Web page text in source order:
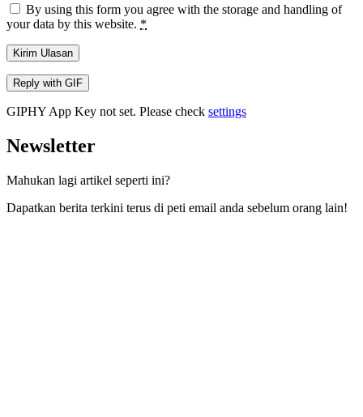
By using this form you agree with the storage and handling of
your data by this website. *
Kirim Ulasan
Reply with GIF
GIPHY App Key not set. Please check settings
Newsletter
Mahukan lagi artikel seperti ini?
Dapatkan berita terkini terus di peti email anda sebelum orang lain!